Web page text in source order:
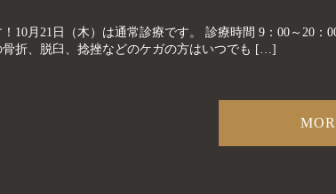
10月21日（木）は通常診療です。 診療時間 9：00～20
骨折、脱臼、捻挫などのケガの方はいつでも […]